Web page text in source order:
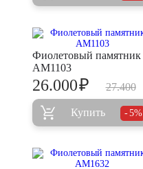
Фиолетовый памятник
AM1103
27.400
26.000₽
Купить 5%